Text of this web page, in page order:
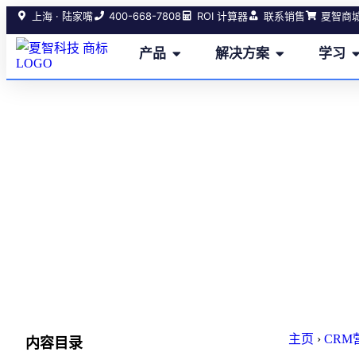
上海 · 陆家嘴 400-668-7808 ROI 计算器 联系销售 夏智商
产品 解决方案 学习
内容目录 主页 › CRM